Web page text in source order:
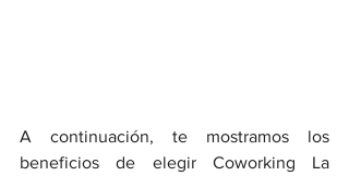
A continuación, te mostramos los
beneficios de elegir Coworking La